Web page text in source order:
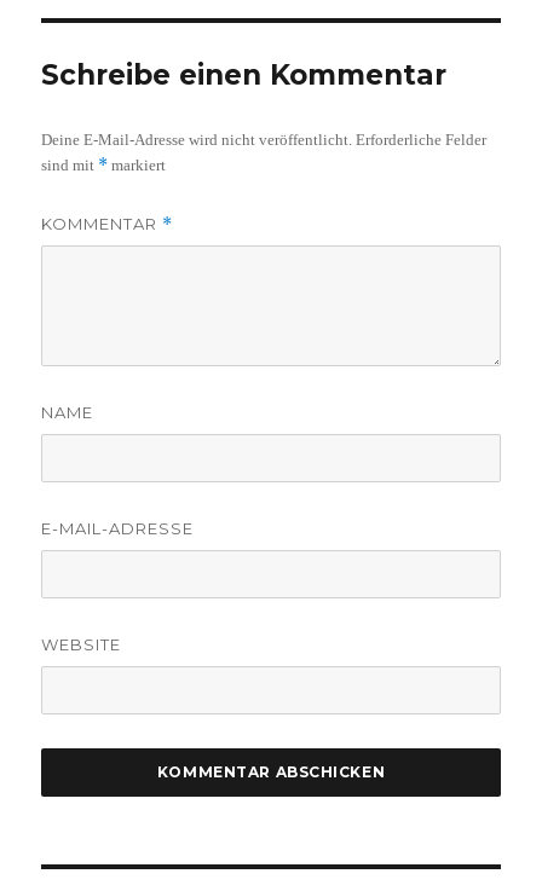
Schreibe einen Kommentar
Deine E-Mail-Adresse wird nicht veröffentlicht. Erforderliche Felder
sind mit * markiert
KOMMENTAR *
NAME
E-MAIL-ADRESSE
WEBSITE